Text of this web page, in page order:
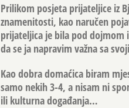
Prilikom posjeta prijateljice iz
znamenitosti, kao naručen
prijateljica je bila pod dojmom
da se ja napravim važna sa
Kao dobra domaćica biram
samo nekih 3-4, a nisam ni
ili kulturna događanja…